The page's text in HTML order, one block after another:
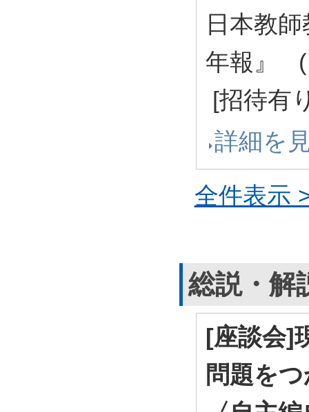
日本教
年報』
[招待有
詳細を
全件表示
総説・解
[座談会]
問題を